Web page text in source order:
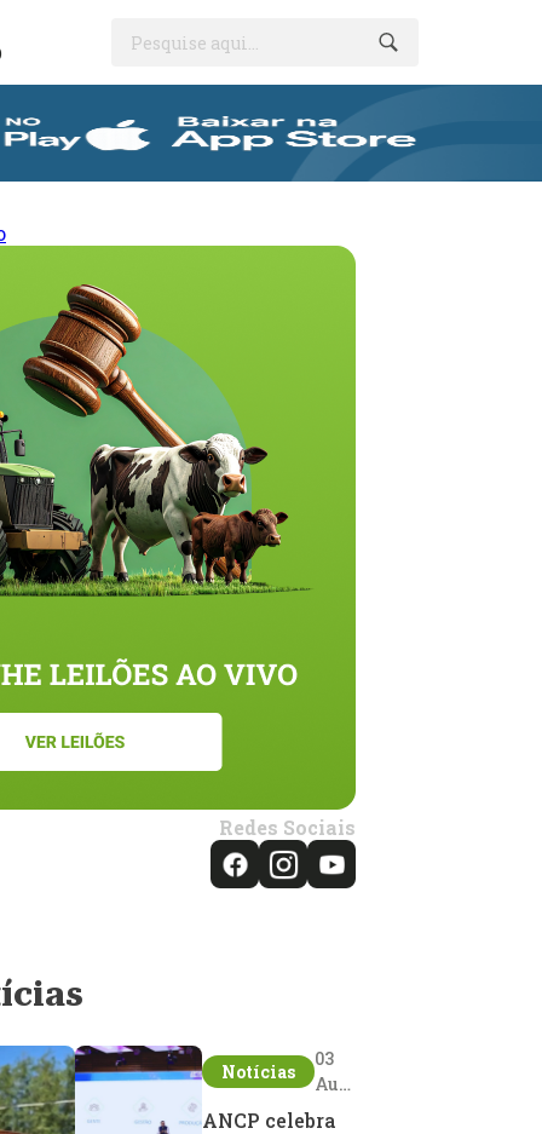
Pesquise aqui...
Redes Sociais
Notícias
03
Aug
ANCP celebra